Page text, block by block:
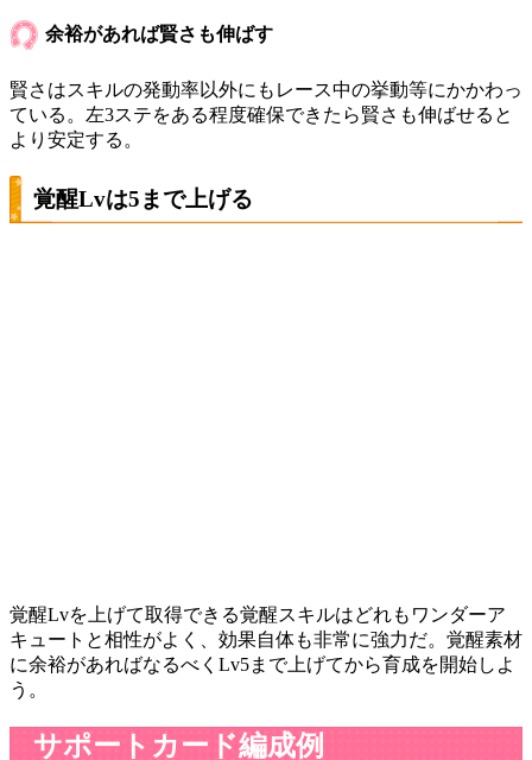
余裕があれば賢さも伸ばす
賢さはスキルの発動率以外にもレース中の挙動等にかかわっ
ている。左3ステをある程度確保できたら賢さも伸ばせると
より安定する。
覚醒Lvは5まで上げる
覚醒Lvを上げて取得できる覚醒スキルはどれもワンダーア
キュートと相性がよく、効果自体も非常に強力だ。覚醒素材
に余裕があればなるべくLv5まで上げてから育成を開始しよ
う。
サポートカード編成例